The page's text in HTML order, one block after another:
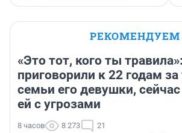
РЕКОМЕНДУЕМ
«Это тот, кого ты
приговорили к 22 годам
семьи его девушки,
ей с угрозами
8 часов 8 273 21